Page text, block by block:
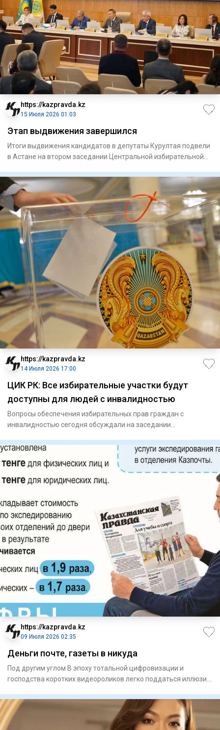
https://kazpravda.kz
15 Июля 2026 01:03
Этап выдвижения завершился
Итоги выдвижения кандидатов в депутаты Курултая подвели
в Астане на втором заседании Центральной избирательной
https://kazpravda.kz
14 Июля 2026 17:00
ЦИК РК: Все избирательные участки будут
доступны для людей с инвалидностью
Вопросы обеспечения избирательных прав граждан с
инвалидностью сегодня обсуждали на заседании
https://kazpravda.kz
09 Июля 2026 02:35
Деньги почте, газеты в никуда
Под другим углом В эпоху тотальной цифровизации и
господства коротких видеороликов легко поддаться иллюзии,